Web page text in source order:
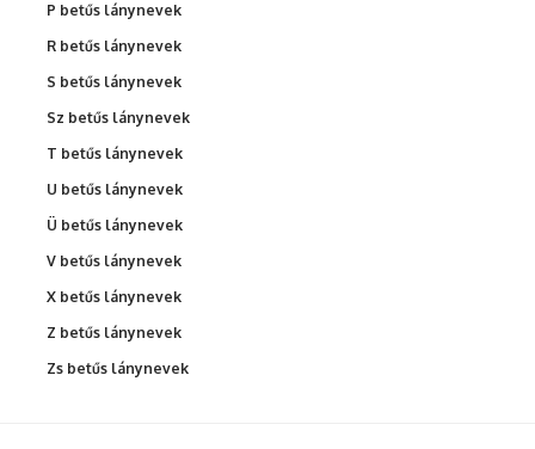
P betűs lánynevek
R betűs lánynevek
S betűs lánynevek
Sz betűs lánynevek
T betűs lánynevek
U betűs lánynevek
Ü betűs lánynevek
V betűs lánynevek
X betűs lánynevek
Z betűs lánynevek
Zs betűs lánynevek